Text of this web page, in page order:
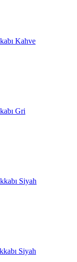
Kahve
Gri
Siyah
Siyah